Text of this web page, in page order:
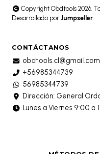
Copyright Obdtools 2026.
Desarrollado por Jumpseller.
CONTÁCTANOS
obdtools.cl@gmail.com
+56985344739
56985344739
Dirección: General
Lunes a Viernes 9:00 a